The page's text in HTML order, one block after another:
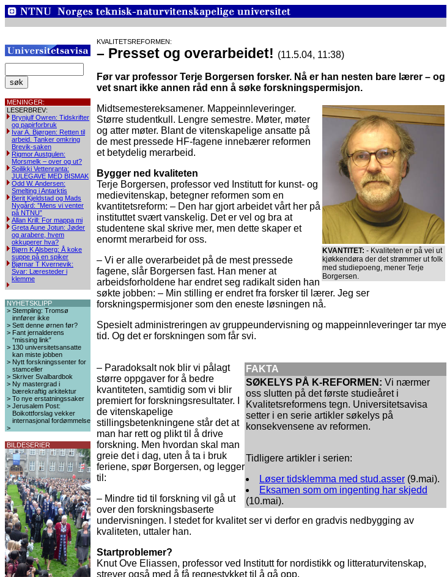
MENINGER:
LESERBREV:
Brynjulf Owren: Tidskrifter
og papirforbruk
Ivar A. Bjørgen: Retten til
arbeid. Tanker omkring
Brevik-saken
Rigmor Austgulen:
Morsmelk – over og ut?
Soilikki Vettenranta:
JULEGAVE MED BISMAK
Odd W. Andersen:
Smelting i Antarktis
Berit Kjeldstad og Mads
Nygård: ”Mens vi venter
på NTNU”
Allan Krill: For mappa mi
Greta Aune Jotun: Jøder
og arabere, hvem
okkuperer hva?
Bjørn K Alsberg: Å koke
suppe på en spiker
Bjørnar T Kvernevik:
Svar: Læresteder i
klemme
NYHETSKLIPP
> Stempling: Tromsø
innfører ikke
> Sett denne ørnen før?
> Fant jernalderens
“missing link”
> 130 universitetsansatte
kan miste jobben
> Nytt forskningssenter for
stamceller
> Skriver Svalbardbok
> Ny mastergrad i
bærekraftig arkitektur
> To nye erstatningssaker
> Jerusalem Post:
Boikottforslag vekker
internasjonal fordømmelse
>
BILDESERIER
KVALITETSREFORMEN:
– Presset og overarbeidet! (11.5.04, 11:38)
Før var professor Terje Borgersen forsker. Nå er han nesten bare lærer – og
vet snart ikke annen råd enn å søke forskningspermisjon.
KVANTITET: - Kvaliteten er på vei ut
kjøkkendøra der det strømmer ut folk
med studiepoeng, mener Terje
Borgersen.
Midtsemestereksamener. Mappeinnleveringer.
Større studentkull. Lengre semestre. Møter, møter
og atter møter. Blant de vitenskapelige ansatte på
de mest pressede HF-fagene innebærer reformen
et betydelig merarbeid.
Bygger ned kvaliteten
Terje Borgersen, professor ved Institutt for kunst- og
medievitenskap, betegner reformen som en
kvantitetsreform: – Den har gjort arbeidet vårt her på
instituttet svært vanskelig. Det er vel og bra at
studentene skal skrive mer, men dette skaper et
enormt merarbeid for oss.
– Vi er alle overarbeidet på de mest pressede
fagene, slår Borgersen fast. Han mener at
arbeidsforholdene har endret seg radikalt siden han
søkte jobben: – Min stilling er endret fra forsker til lærer. Jeg ser
forskningspermisjoner som den eneste løsningen nå.
Spesielt administreringen av gruppeundervisning og mappeinnleveringer tar mye
tid. Og det er forskningen som får svi.
FAKTA
SØKELYS PÅ K-REFORMEN: Vi nærmer
oss slutten på det første studieåret i
Kvalitetsreformens tegn. Universitetsavisa
setter i en serie artikler søkelys på
konsekvensene av reformen.
Tidligere artikler i serien:
Løser tidsklemma med stud.asser (9.mai).
Eksamen som om ingenting har skjedd
(10.mai).
– Paradoksalt nok blir vi pålagt
større oppgaver for å bedre
kvantiteten, samtidig som vi blir
premiert for forskningsresultater. I
de vitenskapelige
stillingsbetenkningene står det at
man har rett og plikt til å drive
forskning. Men hvordan skal man
greie det i dag, uten å ta i bruk
feriene, spør Borgersen, og legger
til:
– Mindre tid til forskning vil gå ut
over den forskningsbaserte
undervisningen. I stedet for kvalitet ser vi derfor en gradvis nedbygging av
kvaliteten, uttaler han.
Startproblemer?
Knut Ove Eliassen, professor ved Institutt for nordistikk og litteraturvitenskap,
strever også med å få regnestykket til å gå opp.